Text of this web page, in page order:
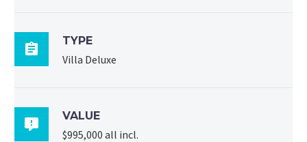

TYPE
Villa Deluxe

VALUE
$995,000 all incl.